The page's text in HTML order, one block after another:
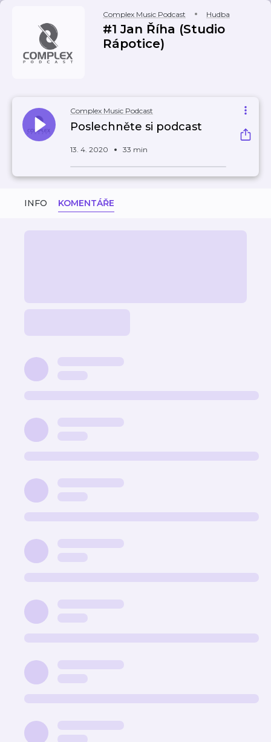
Complex Music Podcast Hudba
#1 Jan Říha (Studio
Rápotice)
Complex Music Podcast
Poslechněte si podcast
13. 4. 2020 33 min
INFO KOMENTÁŘE